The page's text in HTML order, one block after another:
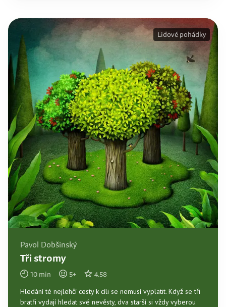
Pavol Dobšinský
Tři stromy
10 min 5+ 4.58
Hledání té nejlehčí cesty k cíli se nemusí vyplatit. Když se tři
bratři vydají hledat své nevěsty, dva starší si vždy vyberou
Lidové pohádky